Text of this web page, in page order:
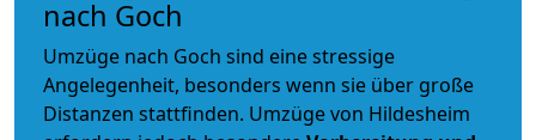
nach Goch
Umzüge nach Goch sind eine stressige
Angelegenheit, besonders wenn sie über große
Distanzen stattfinden. Umzüge von Hildesheim